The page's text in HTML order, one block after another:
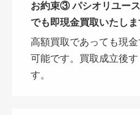
お約束③ パシオリユー
でも即現金買取いたしま
高額買取であっても現
可能です。買取成立後
す。